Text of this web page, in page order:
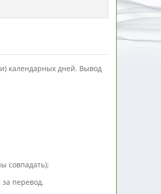
календарных дней. Вывод
совпадать);
перевод.